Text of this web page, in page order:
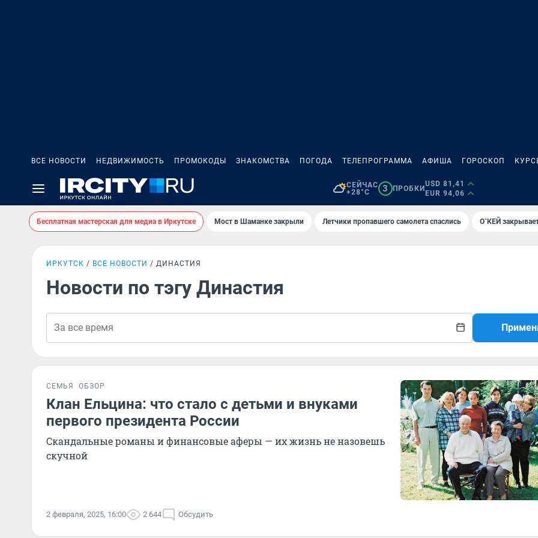
ВСЕ НОВОСТИ НЕДВИЖИМОСТЬ ПРОМОКОДЫ ЗНАКОМСТВА ПОГОДА ТЕЛЕПРОГРАММА АФИША ГОРОСКОП
СЕЙЧАС
+28°C
3 ПРОБКИ
USD 81,41
EUR 94,06
Бесплатная мастерская для медиа в Иркутске Мост в Шаманке закрыли Летчики пропавшего самолета спаслись О`КЕЙ
ИРКУТСК ВСЕ НОВОСТИ ДИНАСТИЯ
Новости по тэгу Династия
СЕМЬЯ ОБЗОР
Клан Ельцина: что стало с детьми и внуками
первого президента России
Скандальные романы и финансовые аферы — их жизнь не назовешь
скучной
2 февраля, 2025, 16:00 2 644 Обсудить